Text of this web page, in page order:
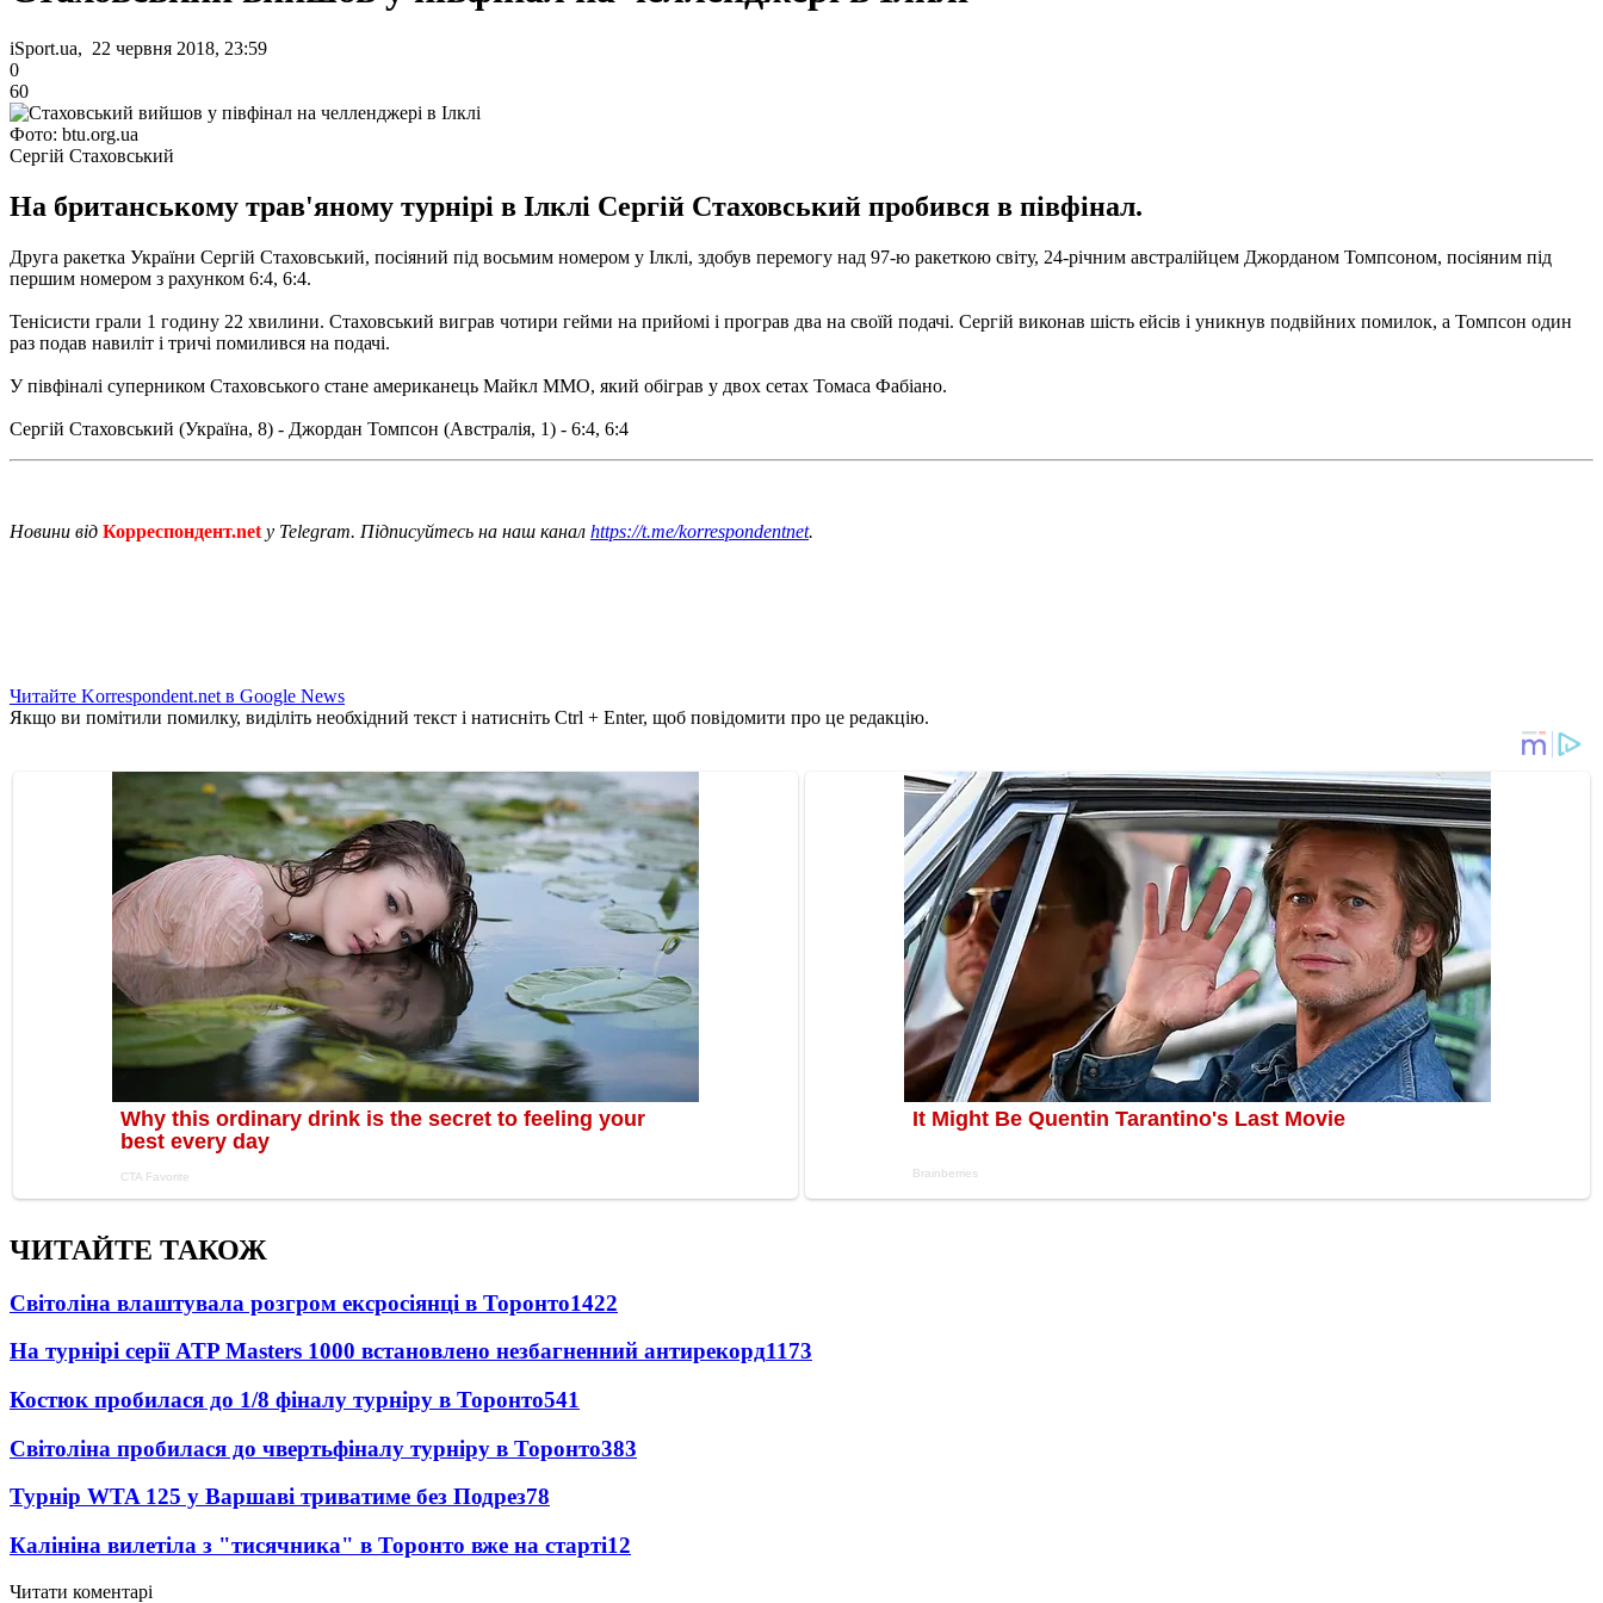
iSport.ua, 22 червня 2018, 23:59
0
60
Фото: btu.org.ua
Сергій Стаховський
На британському трав'яному турнірі в Ілклі Сергій Стаховський пробився в півфінал.
Друга ракетка України Сергій Стаховський, посіяний під восьмим номером у Ілклі, здобув перемогу над 97-ю ракеткою світу, 24-річним австралійцем Джорданом Томпсоном, посіяним під
першим номером з рахунком 6:4, 6:4.
Тенісисти грали 1 годину 22 хвилини. Стаховський виграв чотири гейми на прийомі і програв два на своїй подачі. Сергій виконав шість ейсів і уникнув подвійних помилок, а Томпсон один
раз подав навиліт і тричі помилився на подачі.
У півфіналі суперником Стаховського стане американець Майкл ММО, який обіграв у двох сетах Томаса Фабіано.
Сергій Стаховський (Україна, 8) - Джордан Томпсон (Австралія, 1) - 6:4, 6:4
Новини від Корреспондент.net у Telegram. Підписуйтесь на наш канал https://t.me/korrespondentnet.
Читайте Korrespondent.net в Google News
Якщо ви помітили помилку, виділіть необхідний текст і натисніть Ctrl + Enter, щоб повідомити про це редакцію.
ЧИТАЙТЕ ТАКОЖ
Світоліна влаштувала розгром ексросіянці в Торонто1422
На турнірі серії ATP Masters 1000 встановлено незбагненний антирекорд1173
Костюк пробилася до 1/8 фіналу турніру в Торонто541
Світоліна пробилася до чвертьфіналу турніру в Торонто383
Турнір WTA 125 у Варшаві триватиме без Подрез78
Калініна вилетіла з "тисячника" в Торонто вже на старті12
Читати коментарі